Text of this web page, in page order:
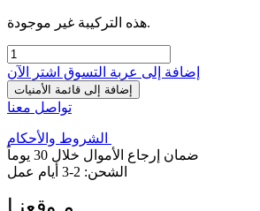
هذه التركيبة غير موجودة.
إضافة إلى عربة التسوق اشترِ الآن
إضافة إلى قائمة الأمنيات
تواصل معنا
الشروط والأحكام
ضمان إرجاع الأموال خلال 30 يوماً
الشحن: 2-3 أيام عمل